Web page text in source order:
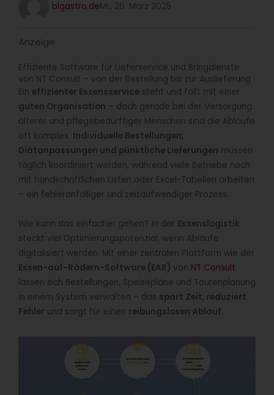
blgastro.deMi., 26. März 2025
Anzeige
Effiziente Software für Lieferservice und Bringdienste
von NT Consult – von der Bestellung bis zur Auslieferung
Ein effizienter Essensservice steht und fällt mit einer
guten Organisation – doch gerade bei der Versorgung
älterer und pflegebedürftiger Menschen sind die Abläufe
oft komplex. Individuelle Bestellungen,
Diätanpassungen und pünktliche Lieferungen müssen
täglich koordiniert werden, während viele Betriebe noch
mit handschriftlichen Listen oder Excel-Tabellen arbeiten
– ein fehleranfälliger und zeitaufwendiger Prozess.
Wie kann das einfacher gehen? In der Essenslogistik
steckt viel Optimierungspotenzial, wenn Abläufe
digitalisiert werden. Mit einer zentralen Plattform wie der
Essen-auf-Rädern-Software (EAR) von NT Consult
lassen sich Bestellungen, Speisepläne und Tourenplanung
in einem System verwalten – das spart Zeit, reduziert
Fehler und sorgt für einen reibungslosen Ablauf